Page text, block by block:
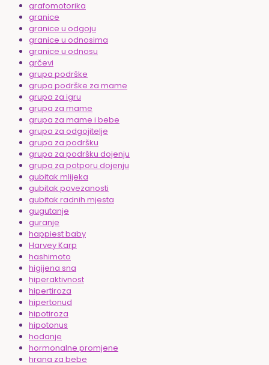
grafomotorika
granice
granice u odgoju
granice u odnosima
granice u odnosu
grčevi
grupa podrške
grupa podrške za mame
grupa za igru
grupa za mame
grupa za mame i bebe
grupa za odgojitelje
grupa za podršku
grupa za podršku dojenju
grupa za potporu dojenju
gubitak mlijeka
gubitak povezanosti
gubitak radnih mjesta
gugutanje
guranje
happiest baby
Harvey Karp
hashimoto
higijena sna
hiperaktivnost
hipertiroza
hipertonud
hipotiroza
hipotonus
hodanje
hormonalne promjene
hrana za bebe